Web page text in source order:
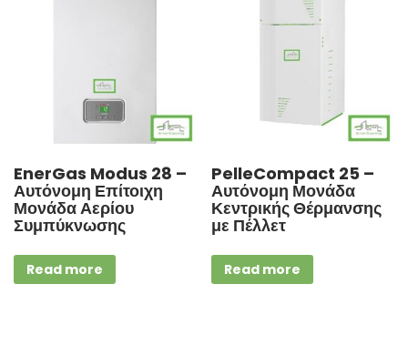
EnerGas Modus 28 –
Αυτόνομη Επίτοιχη
Μονάδα Αερίου
Συμπύκνωσης
Read more
PelleCompact 25 –
Αυτόνομη Μονάδα
Κεντρικής Θέρμανσης
με Πέλλετ
Read more